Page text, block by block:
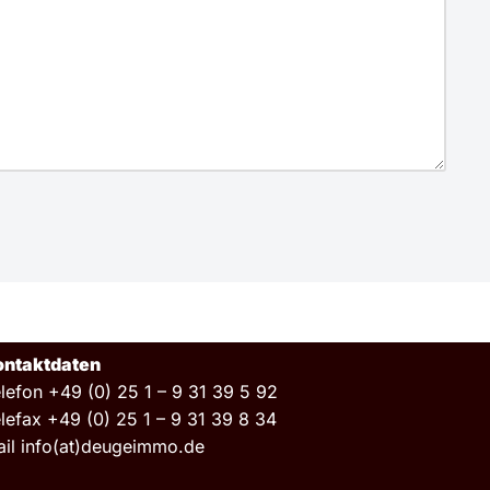
+49 (0) 25 1 – 9 31 39 5 92
+49 (0) 25 1 – 9 31 39 8 34
info(at)deugeimmo.de